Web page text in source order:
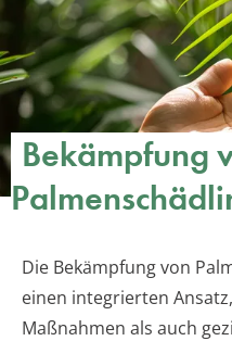
Bekämpfung
Die Bekämpfung von
einen integrierten
Maßnahmen als auch